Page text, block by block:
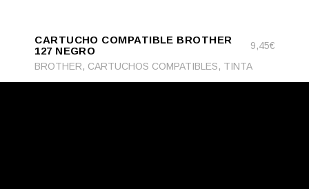
CART
CARTUCHO COMPATIBLE BROTHER
127 NEGRO
9,45€
BROTHER, CARTUCHOS COMPATIBLES, TINTA